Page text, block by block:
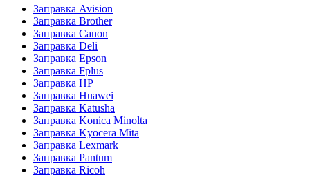
Заправка Avision
Заправка Brother
Заправка Canon
Заправка Deli
Заправка Epson
Заправка Fplus
Заправка HP
Заправка Huawei
Заправка Katusha
Заправка Konica Minolta
Заправка Kyocera Mita
Заправка Lexmark
Заправка Pantum
Заправка Ricoh